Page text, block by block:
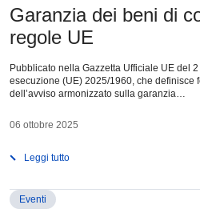
Garanzia dei beni di
regole UE
Pubblicato nella Gazzetta Ufficiale UE del
esecuzione (UE) 2025/1960, che definisce
dell’avviso armonizzato sulla garanzia…
06 ottobre 2025
Leggi tutto
Eventi